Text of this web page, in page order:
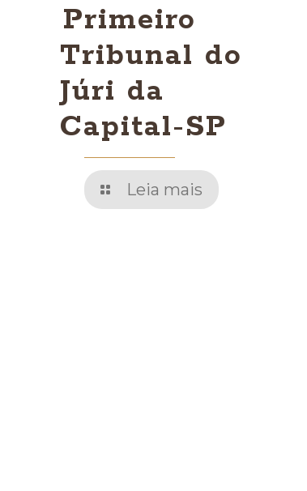
Primeiro
Tribunal do
Júri da
Capital-SP
Leia mais